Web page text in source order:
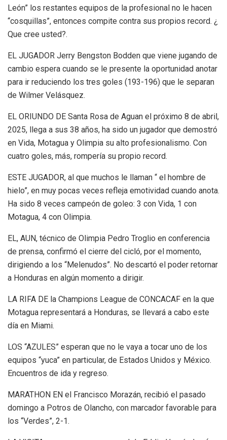
León” los restantes equipos de la profesional no le hacen
“cosquillas”, entonces compite contra sus propios record. ¿
Que cree usted?.
EL JUGADOR Jerry Bengston Bodden que viene jugando de
cambio espera cuando se le presente la oportunidad anotar
para ir reduciendo los tres goles (193-196) que le separan
de Wilmer Velásquez.
EL ORIUNDO DE Santa Rosa de Aguan el próximo 8 de abril,
2025, llega a sus 38 años, ha sido un jugador que demostró
en Vida, Motagua y Olimpia su alto profesionalismo. Con
cuatro goles, más, rompería su propio record.
ESTE JUGADOR, al que muchos le llaman “ el hombre de
hielo”, en muy pocas veces refleja emotividad cuando anota.
Ha sido 8 veces campeón de goleo: 3 con Vida, 1 con
Motagua, 4 con Olimpia.
EL, AUN, técnico de Olimpia Pedro Troglio en conferencia
de prensa, confirmó el cierre del cicló, por el momento,
dirigiendo a los “Melenudos”. No descartó el poder retornar
a Honduras en algún momento a dirigir.
LA RIFA DE la Champions League de CONCACAF en la que
Motagua representará a Honduras, se llevará a cabo este
día en Miami.
LOS “AZULES” esperan que no le vaya a tocar uno de los
equipos “yuca” en particular, de Estados Unidos y México.
Encuentros de ida y regreso.
MARATHON EN el Francisco Morazán, recibió el pasado
domingo a Potros de Olancho, con marcador favorable para
los “Verdes”, 2-1.